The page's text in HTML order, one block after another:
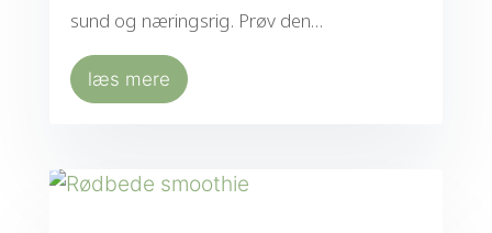
sund og næringsrig. Prøv den…
læs mere